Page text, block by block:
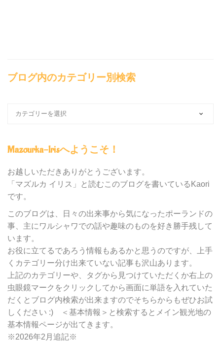
ブログ内のカテゴリー別検索
の
テ
ゴ
ー
別
検
索
Mazourka-Irisへようこそ！
お越しいただきありがとうございます。
「マズルカ イリス」と読むこのブログを書いているKaori
です。
このブログは、日々の出来事から気になったポーランドの
事、主にワルシャワでの話や趣味のものを好き勝手残して
います。
お役に立てるであろう情報もあるかと思うのですが、上手
くカテゴリー分け出来ていない記事も沢山あります。
上記のカテゴリーや、タグから見つけていただくか右上の
虫眼鏡マークをクリックしてから画面に単語を入れていた
だくとブログ内検索が出来ますのでそちらからもぜひお試
しください :) ＜基本情報＞と検索するとメイン観光地の
基本情報ページが出てきます。
※2026年2月追記※